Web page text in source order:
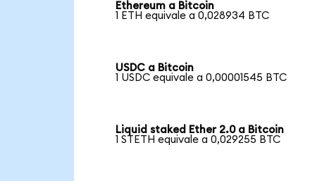
Ethereum a Bitcoin
1 ETH equivale a 0,028934 BTC
USDC a Bitcoin
1 USDC equivale a 0,00001545 BTC
Liquid staked Ether 2.0 a Bitcoin
1 STETH equivale a 0,029255 BTC